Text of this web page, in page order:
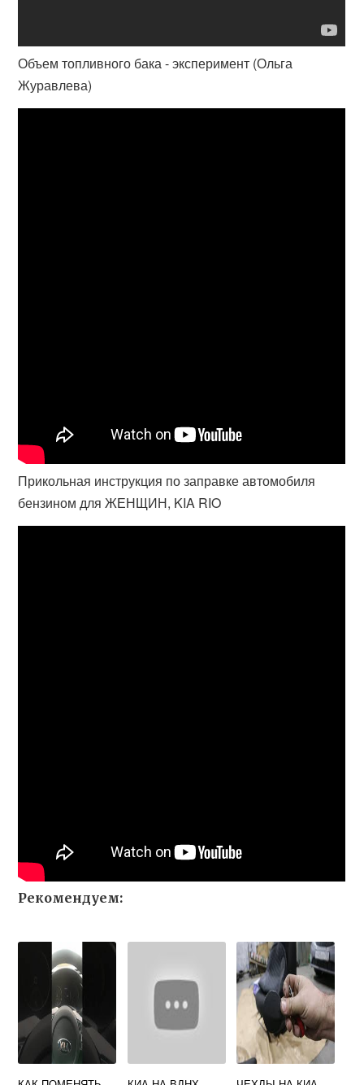
Объем топливного бака - эксперимент (Ольга
Журавлева)
Прикольная инструкция по заправке автомобиля
бензином для ЖЕНЩИН, KIA RIO
Рекомендуем: